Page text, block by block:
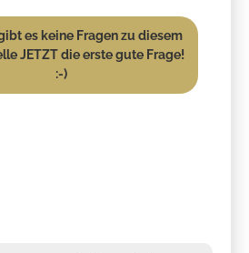
es keine Fragen zu diesem
JETZT die erste gute Frage!
:-)